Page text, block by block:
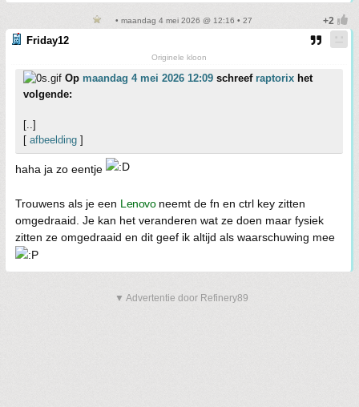
• maandag 4 mei 2026 @ 12:16 • 27
Friday12
Originele kloon
Op maandag 4 mei 2026 12:09 schreef raptorix het
volgende:
[..]
[ afbeelding ]
haha ja zo eentje
Trouwens als je een Lenovoneemt de fn en ctrl key zitten
omgedraaid. Je kan het veranderen wat ze doen maar fysiek
zitten ze omgedraaid en dit geef ik altijd als waarschuwing mee
▼ Advertentie door Refinery89